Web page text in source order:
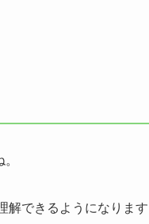
解できるようになります